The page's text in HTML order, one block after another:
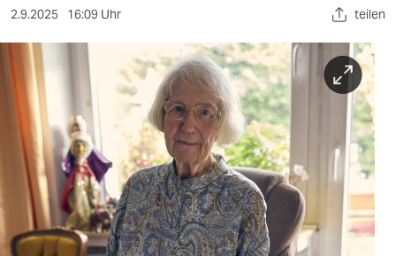
sport
berlin
nord
wahrheit
verlag
verlag
2.9.2025 16:09 Uhr teilen